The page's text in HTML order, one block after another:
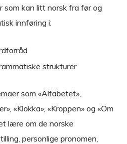
som kan litt norsk fra før og
innføring i:
strukturer
som «Alfabetet»,
«Klokka», «Kroppen» og «Om
lære om de norske
personlige pronomen,